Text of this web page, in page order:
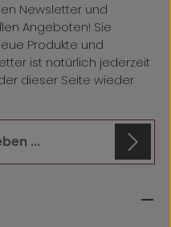
Newsletter und
Angeboten! Sie
Produkte und
ist natürlich jederzeit
dieser Seite wieder
Felder sind